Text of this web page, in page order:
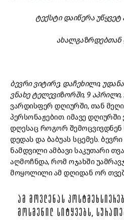
ტექსტი დაიწერა
ახალგაზრდებთან
ბევრი ვიტირე, დაჩეხილი,
ვნახე ტელევიზორში, 9 აპრილი,
ვარდისფერ დღიურში, თან
პერსონაჟებით. იმავე
დღესაც როგორ შემოცვივდნენ
დედას და ბაბუას სცემეს.
ნამდვილი ამბავი საკუთარი
აღმოჩნდა, რომ ოჯახში
მოყოლილი ამ დღიდან ორ
ᲐᲛ ᲛᲝᲕᲚᲔᲜᲐᲡ
ᲛᲝᲡᲛᲔᲜᲘᲚ ᲡᲘᲢᲧᲕᲔᲑᲡ,